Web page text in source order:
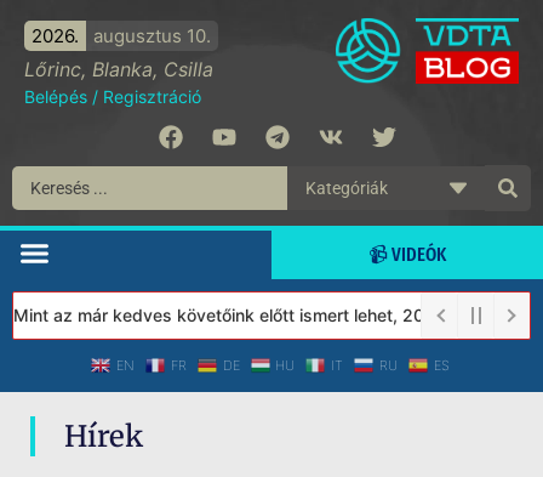
2026. augusztus 10.
Lőrinc, Blanka, Csilla
Belépés / Regisztráció
📹 VIDEÓK
az már kedves követőink előtt ismert lehet, 2023-tól a
EN FR DE HU IT RU ES
Hírek